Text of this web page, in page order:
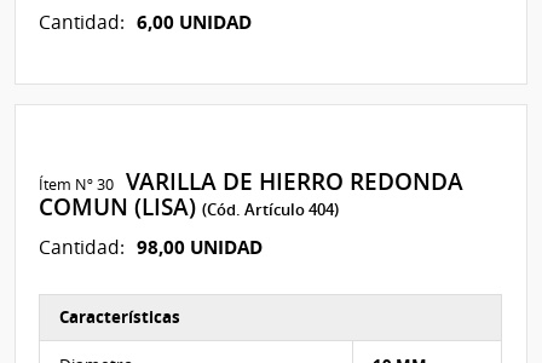
Cantidad: 6,00 UNIDAD
Ítem Nº 30 VARILLA DE HIERRO REDONDA
COMUN (LISA)(Cód. Artículo 404)
Cantidad: 98,00 UNIDAD
Características